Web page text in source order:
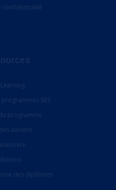
confidentialité
Learning
SBS
programme
anciens
des diplômes